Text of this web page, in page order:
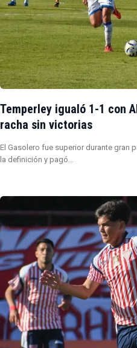
Temperley igualó 1-1 con
racha sin victorias
El Gasolero fue superior durante gran
la definición y pagó…